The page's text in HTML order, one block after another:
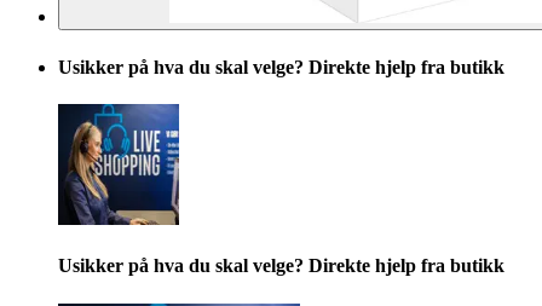
Usikker på hva du skal velge? Direkte hjelp fra butikk
Usikker på hva du skal velge? Direkte hjelp fra butikk